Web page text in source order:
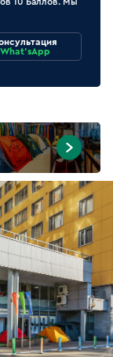
What'sApp